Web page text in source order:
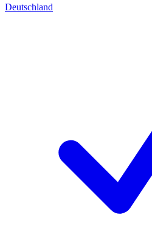
Deutschland